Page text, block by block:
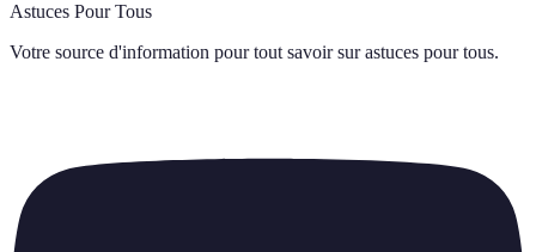
Astuces Pour Tous
Votre source d'information pour tout savoir sur astuces pour tous.